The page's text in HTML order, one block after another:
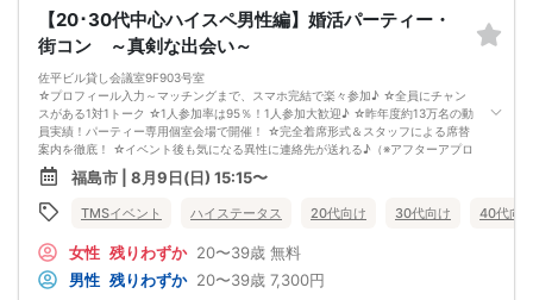
【20･30代中心ハイスペ男性編】婚活パーティー・
街コン ～真剣な出会い～
佐平ビル貸し会議室9F903号室
☆プロフィール入力～マッチングまで、スマホ完結で楽々参加♪ ☆全員にチャン
スがある1対1トーク ☆1人参加率は95％！1人参加大歓迎♪ ☆昨年度約13万名の動
員実績！パーティー専用個室会場で開催！ ☆完全着席形式＆スタッフによる席替
案内を徹底！ ☆イベント後も気になる異性に連絡先が送れる♪（※アフターアプロ
ーチ機能） スタッフの進行で全員の方とお話できるので、フリータイムで放置さ
れて人気の方と一度もお話できずに気が付いたらイベント終了・・・ということ
は一切ありません！ 【持ち物について】 ・ご本人様確認書類（無い場合はキャン
セル扱いとなります） ・最新版Google Chromeか最新版Safariを使用可能なスマ
関係上、カードスタイルに切り替えて催行する場合がございます。） ・なるべく
お釣銭がでないようご用意いただけますと幸いです。 【ご参加前にご確認くださ
い】 ・Wi-Fiの用意はありませんので、ネット環境が万全でない場合にはご参加い
福島市 | 8月9日(日) 15:15〜
TMSイベント ハイステータス 20代向け 30代向け 40代向
女性 残りわずか 20〜39歳 無料
男性 残りわずか 20〜39歳 7,300円